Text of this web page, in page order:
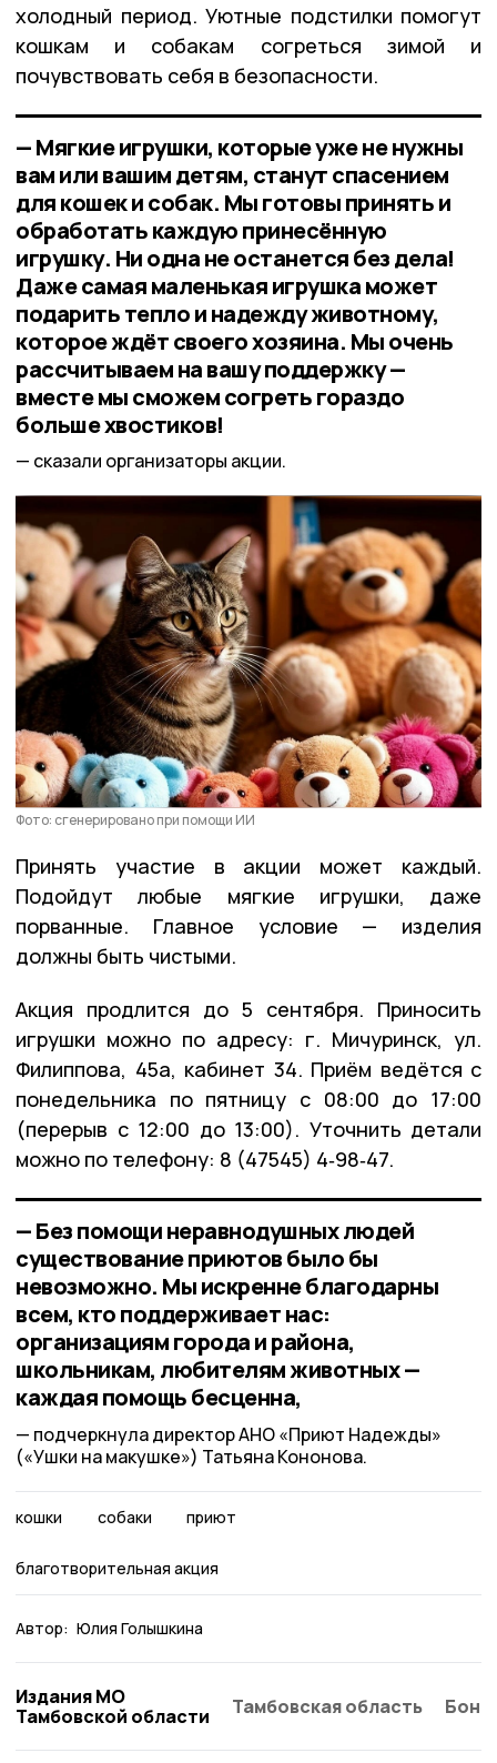
холодный период. Уютные подстилки помогут
кошкам и собакам согреться зимой и
почувствовать себя в безопасности.
— Мягкие игрушки, которые уже не нужны
вам или вашим детям, станут спасением
для кошек и собак. Мы готовы принять и
обработать каждую принесённую
игрушку. Ни одна не останется без дела!
Даже самая маленькая игрушка может
подарить тепло и надежду животному,
которое ждёт своего хозяина. Мы очень
рассчитываем на вашу поддержку —
вместе мы сможем согреть гораздо
больше хвостиков!
сказали организаторы акции.
Фото: сгенерировано при помощи ИИ
Принять участие в акции может каждый.
Подойдут любые мягкие игрушки, даже
порванные. Главное условие — изделия
должны быть чистыми.
Акция продлится до 5 сентября. Приносить
игрушки можно по адресу: г. Мичуринск, ул.
Филиппова, 45а, кабинет 34. Приём ведётся с
понедельника по пятницу с 08:00 до 17:00
(перерыв с 12:00 до 13:00). Уточнить детали
можно по телефону: 8 (47545) 4‑98‑47.
— Без помощи неравнодушных людей
существование приютов было бы
невозможно. Мы искренне благодарны
всем, кто поддерживает нас:
организациям города и района,
школьникам, любителям животных —
каждая помощь бесценна,
подчеркнула директор АНО «Приют Надежды»
(«Ушки на макушке») Татьяна Кононова.
кошки собаки приют
благотворительная акция
Автор: Юлия Голышкина
Издания МО
Тамбовской области
Тамбовская область